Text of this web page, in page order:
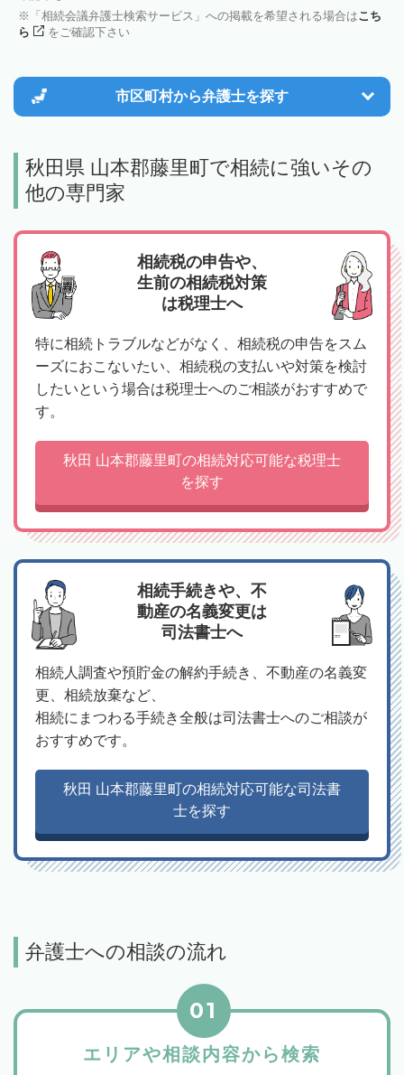
「相続会議弁護士検索サービス」への掲載を希望される場合はこち
ら
をご確認下さい
市区町村から弁護士を探す
秋田県 山本郡藤里町で相続に強いその
他の専門家
相続税の申告や、
生前の相続税対策
は税理士へ
特に相続トラブルなどがなく、相続税の申告をスム
ーズにおこないたい、相続税の支払いや対策を検討
したいという場合は税理士へのご相談がおすすめで
す。
秋田 山本郡藤里町の相続対応可能な税理士
を探す
相続手続きや、不
動産の名義変更は
司法書士へ
相続人調査や預貯金の解約手続き、不動産の名義変
更、相続放棄など、
相続にまつわる手続き全般は司法書士へのご相談が
おすすめです。
秋田 山本郡藤里町の相続対応可能な司法書
士を探す
弁護士への相談の流れ
エリアや相談内容から検索
01